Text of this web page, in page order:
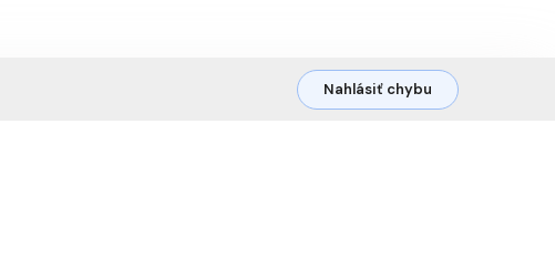
Nahlásiť chybu